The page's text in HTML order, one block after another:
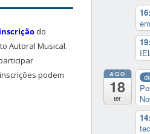
do
Autoral Musical.
nscrições podem AGO
18
ter